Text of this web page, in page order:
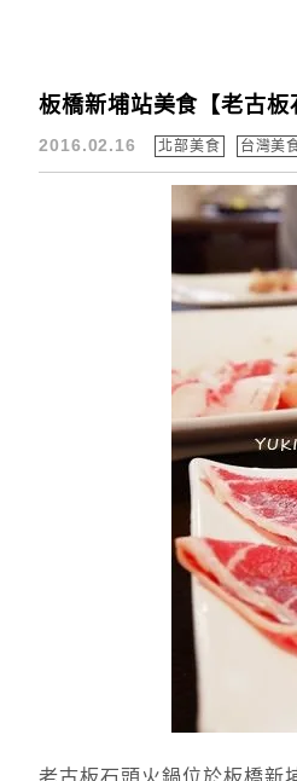
板橋新埔站美食【老古
2016.02.16 北部美食 台灣美
老古板石頭火鍋位於板橋新